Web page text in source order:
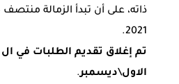
ذاته، على أن تبدأ الزمالة منتصف
2021.
الاول\ديسمبر.